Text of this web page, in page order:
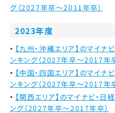
グ（2027年卒～2011年卒）
2023年度
【九州・沖縄エリア】のマイ
ンキング（2027年卒～2017年
【中国・四国エリア】のマイ
ンキング（2027年卒～2017年
【関西エリア】のマイナビ・
ング（2027年卒～2017年卒）